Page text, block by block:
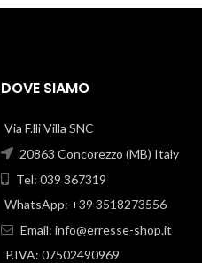
DOVE SIAMO
Via F.lli Villa SNC
20863 Concorezzo (MB) Italy
Tel: 039 367319
WhatsApp: +39 3518273556
Email: info@erresse-shop.it
P.IVA: 07502490969